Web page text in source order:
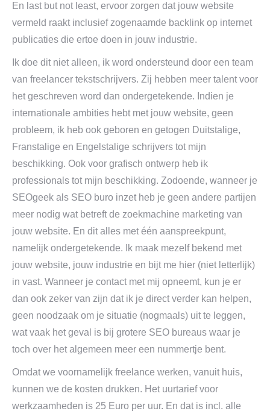
En last but not least, ervoor zorgen dat jouw website
vermeld raakt inclusief zogenaamde backlink op internet
publicaties die ertoe doen in jouw industrie.
Ik doe dit niet alleen, ik word ondersteund door een team
van freelancer tekstschrijvers. Zij hebben meer talent voor
het geschreven word dan ondergetekende. Indien je
internationale ambities hebt met jouw website, geen
probleem, ik heb ook geboren en getogen Duitstalige,
Franstalige en Engelstalige schrijvers tot mijn
beschikking. Ook voor grafisch ontwerp heb ik
professionals tot mijn beschikking. Zodoende, wanneer je
SEOgeek als SEO buro inzet heb je geen andere partijen
meer nodig wat betreft de zoekmachine marketing van
jouw website. En dit alles met één aanspreekpunt,
namelijk ondergetekende. Ik maak mezelf bekend met
jouw website, jouw industrie en bijt me hier (niet letterlijk)
in vast. Wanneer je contact met mij opneemt, kun je er
dan ook zeker van zijn dat ik je direct verder kan helpen,
geen noodzaak om je situatie (nogmaals) uit te leggen,
wat vaak het geval is bij grotere SEO bureaus waar je
toch over het algemeen meer een nummertje bent.
Omdat we voornamelijk freelance werken, vanuit huis,
kunnen we de kosten drukken. Het uurtarief voor
werkzaamheden is 25 Euro per uur. En dat is incl. alle